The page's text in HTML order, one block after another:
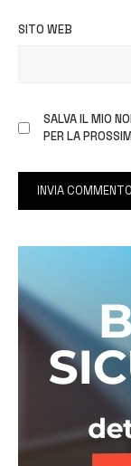
SITO WEB
SALVA IL MIO
PER LA